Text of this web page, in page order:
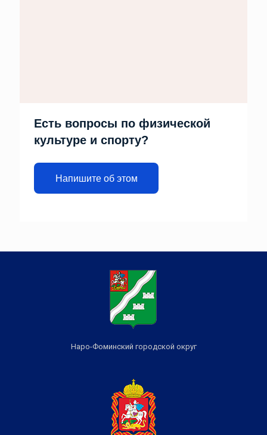
Есть вопросы по физической
культуре и спорту?
Напишите об этом
Наро-Фоминский городской округ